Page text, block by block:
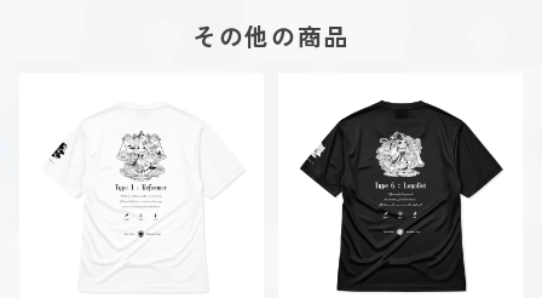
その他の商品